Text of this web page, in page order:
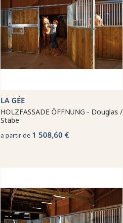
LA GÉE
HOLZFASSADE ÖFFNUNG - Douglas /
Stäbe
a partir de 1 508,60 €